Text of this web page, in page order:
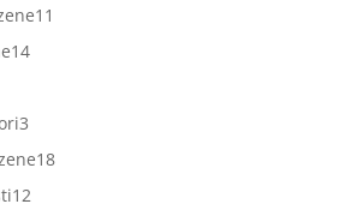
proizvoda
11
1414
33
proizvoda
1818
1212